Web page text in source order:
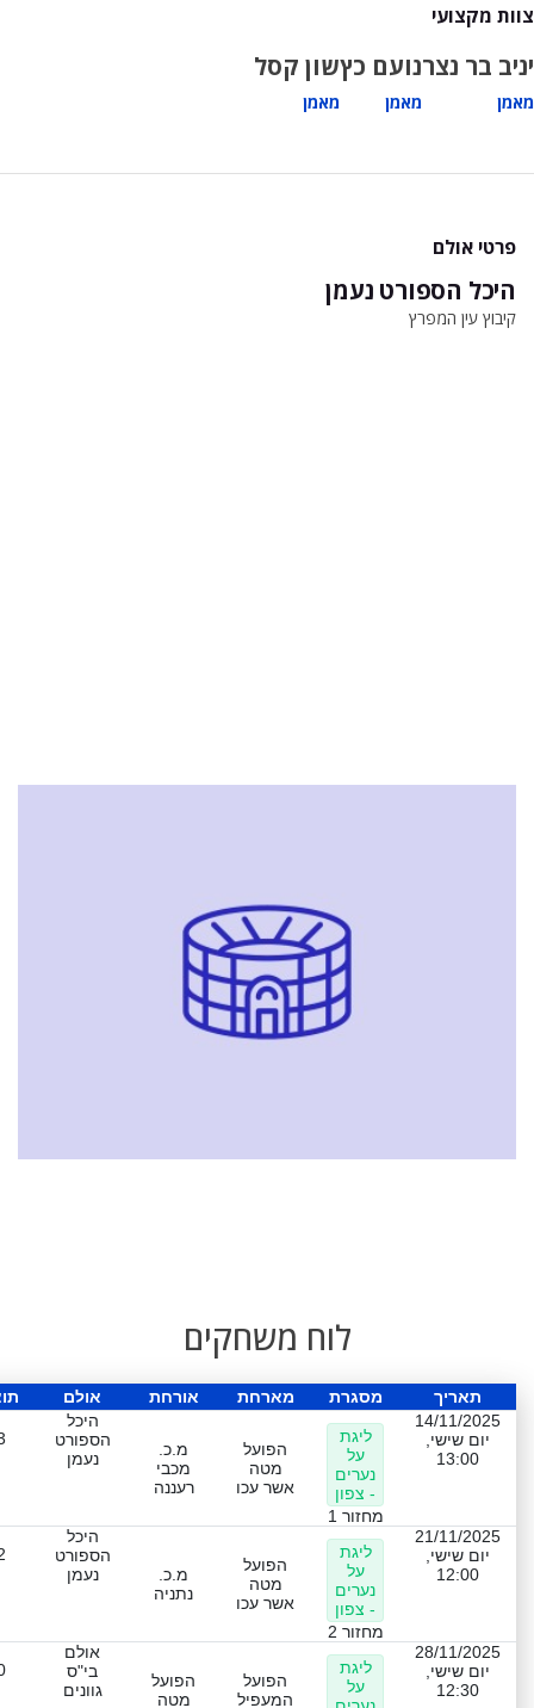
צוות מקצועי
יניב בר נצר
מאמן
נועם כץ
מאמן
שון קסל
מאמן
פרטי אולם
היכל הספורט נעמן
קיבוץ עין המפרץ
לוח משחקים
תאריך מסגרת מארחת אורחת אולם
14/11/2025
יום שישי,
13:00
ליגת
על
נערים
- צפון
מחזור 1
הפועל
מטה
אשר עכו
מ.כ.
מכבי
רעננה
היכל
הספורט
נעמן
21/11/2025
יום שישי,
12:00
ליגת
על
נערים
- צפון
מחזור 2
הפועל
מטה
אשר עכו
מ.כ.
נתניה
היכל
הספורט
נעמן
28/11/2025
יום שישי,
12:30
ליגת
על
הפועל
המעפיל
הפועל
מטה
אולם
בי"ס
גוונים